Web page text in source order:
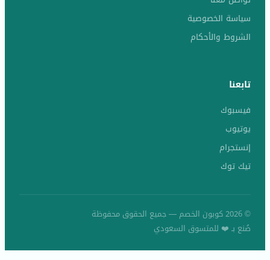
سياسة الخصوصية
الشروط والأحكام
تابعنا
فيسبوك
يوتيوب
إنستجرام
تيك توك
© 2026 كوبون الخصم — جميع الحقوق محفوظة
صُنع بـ ❤️ للمتسوق السعودي